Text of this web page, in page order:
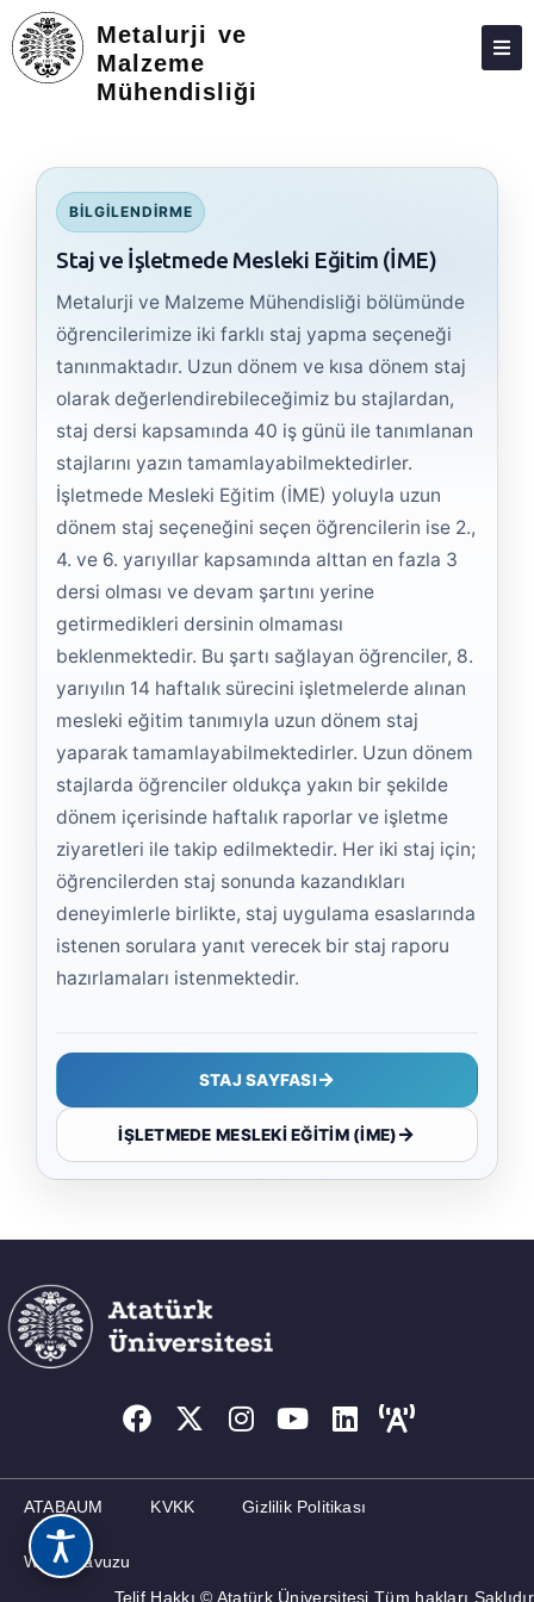
Metalurji ve
Malzeme
Mühendisliği
HAKKIMIZDA
LISANS
STAJ VE İŞLETMEDE MESLEKI EĞITIM
ARAŞTIRMA
TOPLUMA KATKI
ADAY ÖĞRENCILER
BILGILENDIRME
Staj ve İşletmede Mesleki Eğitim (İME)
Metalurji ve Malzeme Mühendisliği bölümünde
öğrencilerimize iki farklı staj yapma seçeneği
tanınmaktadır. Uzun dönem ve kısa dönem staj
olarak değerlendirebileceğimiz bu stajlardan,
staj dersi kapsamında 40 iş günü ile tanımlanan
stajlarını yazın tamamlayabilmektedirler.
İşletmede Mesleki Eğitim (İME) yoluyla uzun
dönem staj seçeneğini seçen öğrencilerin ise 2.,
4. ve 6. yarıyıllar kapsamında alttan en fazla 3
dersi olması ve devam şartını yerine
getirmedikleri dersinin olmaması
beklenmektedir. Bu şartı sağlayan öğrenciler, 8.
yarıyılın 14 haftalık sürecini işletmelerde alınan
mesleki eğitim tanımıyla uzun dönem staj
yaparak tamamlayabilmektedirler. Uzun dönem
stajlarda öğrenciler oldukça yakın bir şekilde
dönem içerisinde haftalık raporlar ve işletme
ziyaretleri ile takip edilmektedir. Her iki staj için;
öğrencilerden staj sonunda kazandıkları
deneyimlerle birlikte, staj uygulama esaslarında
istenen sorulara yanıt verecek bir staj raporu
hazırlamaları istenmektedir.
STAJ SAYFASI→
İŞLETMEDE MESLEKİ EĞİTİM (İME)→
ATABAUM KVKK Gizlilik Politikası
Web Kılavuzu
Telif Hakkı © Atatürk Üniversitesi Tüm hakları Saklıdır